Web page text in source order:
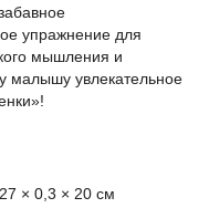
упражнение для
мышления и
малышу увлекательное
× 0,3 × 20 см